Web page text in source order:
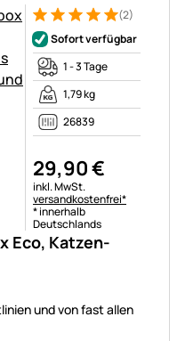
Eco, Katzen-
und von fast allen
Bewertung: 5 von 5 (2
2 Bewertungen
(2)
Sofort verfügbar
1 - 3 Tage
1,79 kg
26839
29,90€
Steuerhinweis:
inkl. MwSt.
versandkostenfrei*
* innerhalb
Deutschlands